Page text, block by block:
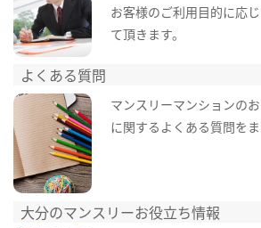
お客様のご利用目的に応
て頂きます。
よくある質問
マンスリーマンションの
に関するよくある質問をま
大分のマンスリーお役立ち情報